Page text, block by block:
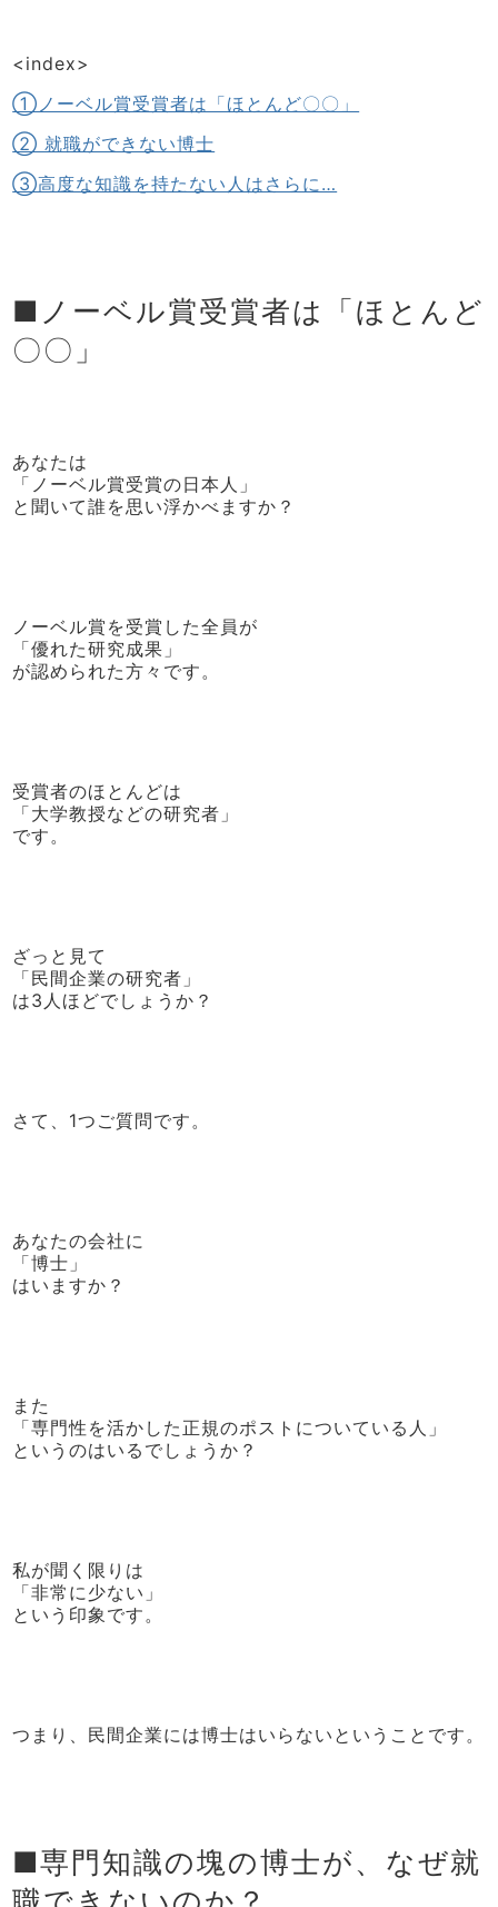
<index>
①ノーベル賞受賞者は「ほとんど〇〇」
② 就職ができない博士
③高度な知識を持たない人はさらに…
■ノーベル賞受賞者は「ほとんど
〇〇」
あなたは
「ノーベル賞受賞の日本人」
と聞いて誰を思い浮かべますか？
ノーベル賞を受賞した全員が
「優れた研究成果」
が認められた方々です。
受賞者のほとんどは
「大学教授などの研究者」
です。
ざっと見て
「民間企業の研究者」
は3人ほどでしょうか？
さて、1つご質問です。
あなたの会社に
「博士」
はいますか？
また
「専門性を活かした正規のポストについている人」
というのはいるでしょうか？
私が聞く限りは
「非常に少ない」
という印象です。
つまり、民間企業には博士はいらないということです。
■専門知識の塊の博士が、なぜ就